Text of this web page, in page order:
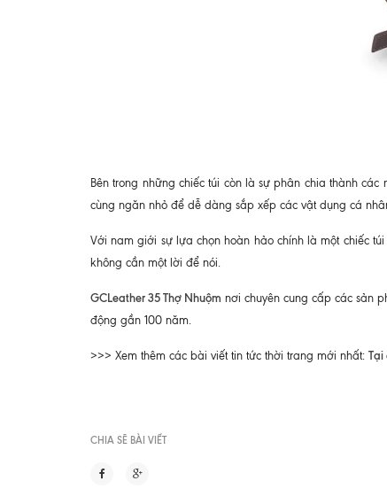
Bên trong những chiếc túi còn là sự phân chia thành
cùng ngăn nhỏ để dễ dàng sắp xếp các vật dụng cá
Với nam giới sự lựa chọn hoàn hảo chính là một chiếc
không cần một lời để nói.
GCLeather 35 Thợ Nhuộm nơi chuyên cung cấp các sản
động gần 100 năm.
>>> Xem thêm các bài viết tin tức thời trang mới nhất: Tại
CHIA SẼ BÀI VIẾT